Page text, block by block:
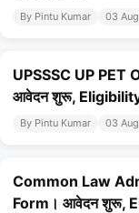
By Pintu Kumar 03
UPSSSC UP PET
आवेदन शुरू, Eligibility,
By Pintu Kumar 03
Common Law
Form। आवेदन शुरू,